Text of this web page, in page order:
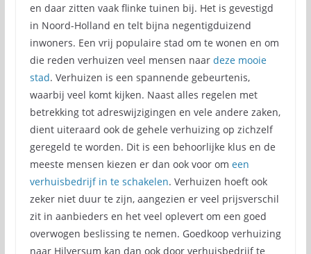
en daar zitten vaak flinke tuinen bij. Het is gevestigd
in Noord-Holland en telt bijna negentigduizend
inwoners. Een vrij populaire stad om te wonen en om
die reden verhuizen veel mensen naar deze mooie
stad. Verhuizen is een spannende gebeurtenis,
waarbij veel komt kijken. Naast alles regelen met
betrekking tot adreswijzigingen en vele andere zaken,
dient uiteraard ook de gehele verhuizing op zichzelf
geregeld te worden. Dit is een behoorlijke klus en de
meeste mensen kiezen er dan ook voor om een
verhuisbedrijf in te schakelen. Verhuizen hoeft ook
zeker niet duur te zijn, aangezien er veel prijsverschil
zit in aanbieders en het veel oplevert om een goed
overwogen beslissing te nemen. Goedkoop verhuizing
naar Hilversum kan dan ook door verhuisbedrijf te